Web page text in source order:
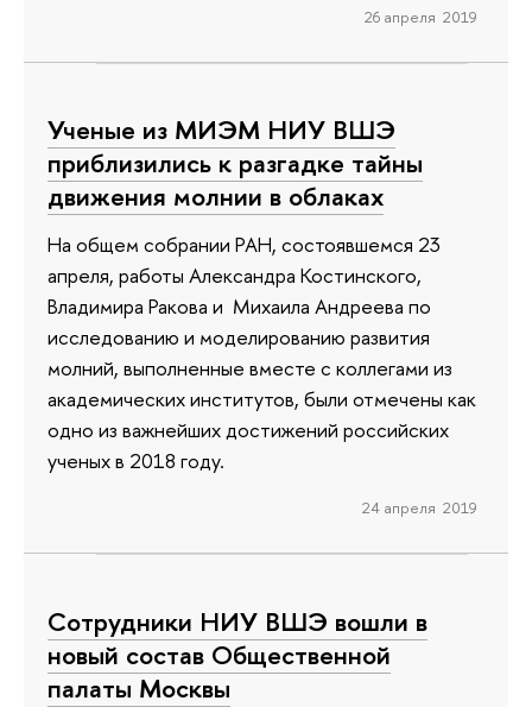
26 апреля 2019
Ученые из МИЭМ НИУ ВШЭ
приблизились к разгадке тайны
движения молнии в облаках
На общем собрании РАН, состоявшемся 23
апреля, работы Александра Костинского,
Владимира Ракова и Михаила Андреева по
исследованию и моделированию развития
молний, выполненные вместе с коллегами из
академических институтов, были отмечены как
одно из важнейших достижений российских
ученых в 2018 году.
24 апреля 2019
Сотрудники НИУ ВШЭ вошли в
новый состав Общественной
палаты Москвы